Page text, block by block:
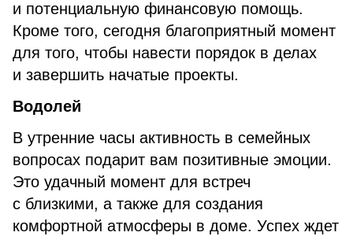
и потенциальную финансовую помощь.
Кроме того, сегодня благоприятный момент
для того, чтобы навести порядок в делах
и завершить начатые проекты.
Водолей
В утренние часы активность в семейных
вопросах подарит вам позитивные эмоции.
Это удачный момент для встреч
с близкими, а также для создания
комфортной атмосферы в доме. Успех ждет